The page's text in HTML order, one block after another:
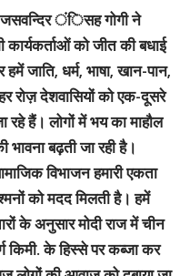
जसवन्दिर ंिसह गोगी ने
को जीत की बधाई
जाति, धर्म, भाषा, खान-पान,
रोज़ देशवासियों को एक-दूसरे
हैं। लोगों में भय का माहौल
भावना बढ़ती जा रही है।
विभाजन हमारी एकता
को मदद मिलती है। हमें
के अनुसार मोदी राज में चीन
किमी. के हिस्से पर कब्जा कर